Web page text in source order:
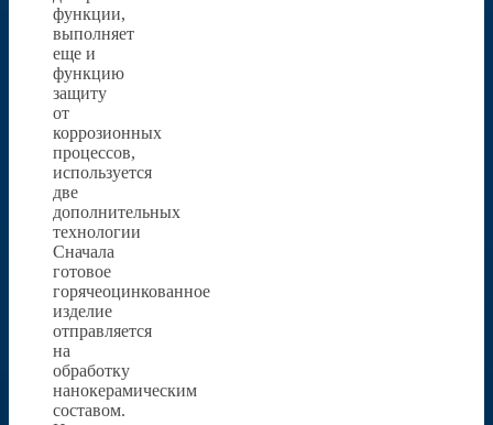
функции,
выполняет
еще и
функцию
защиту
от
коррозионных
процессов,
используется
две
дополнительных
технологии
Сначала
готовое
горячеоцинкованное
изделие
отправляется
на
обработку
нанокерамическим
составом.